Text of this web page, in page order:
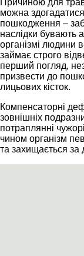
можна здогадатися
пошкодження –
наслідки бувають
організмі людини
займає строго
перший погляд,
призвести до
лицьових кісток.
Компенсаторні
зовнішніх
потраплянні
чином організм
та захищається